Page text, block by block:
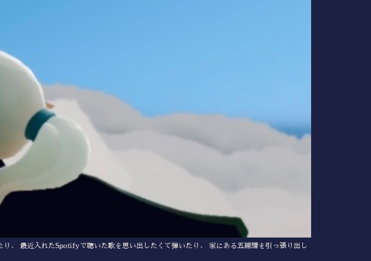
、 最近入れたSpotifyで聴いた歌を思い出したくて弾いたり、 家にある五線譜を引っ張り出し